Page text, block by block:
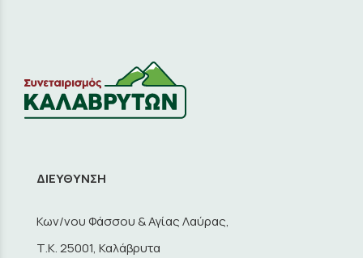
ΔΙΕΥΘΥΝΣΗ
Κων/νου Φάσσου & Αγίας Λαύρας,
Τ.Κ. 25001, Καλάβρυτα